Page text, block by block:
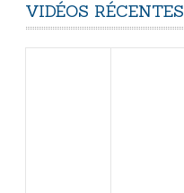
VIDÉOS RÉCENTES